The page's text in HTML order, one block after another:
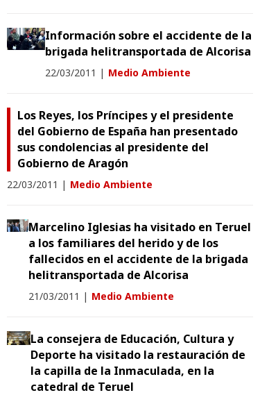
Información sobre el accidente de la
brigada helitransportada de Alcorisa
22/03/2011 | Medio Ambiente
Los Reyes, los Príncipes y el presidente
del Gobierno de España han presentado
sus condolencias al presidente del
Gobierno de Aragón
22/03/2011 | Medio Ambiente
Marcelino Iglesias ha visitado en Teruel
a los familiares del herido y de los
fallecidos en el accidente de la brigada
helitransportada de Alcorisa
21/03/2011 | Medio Ambiente
La consejera de Educación, Cultura y
Deporte ha visitado la restauración de
la capilla de la Inmaculada, en la
catedral de Teruel